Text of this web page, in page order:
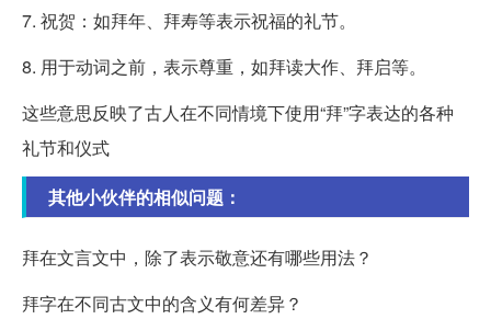
7. 祝贺：如拜年、拜寿等表示祝福的礼节。
8. 用于动词之前，表示尊重，如拜读大作、拜启等。
这些意思反映了古人在不同情境下使用“拜”字表达的各种
礼节和仪式
其他小伙伴的相似问题：
拜在文言文中，除了表示敬意还有哪些用法？
拜字在不同古文中的含义有何差异？